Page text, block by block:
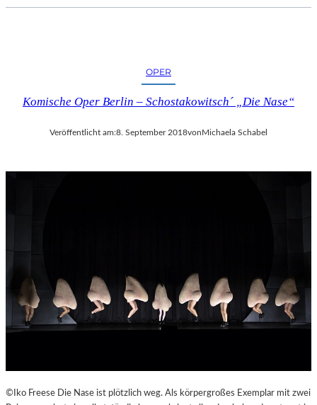
C
E
E
I
U
M
G
E
H
T
OPER
Komische Oper Berlin – Schostakowitsch´ „Die Nase“
Veröffentlicht am:8. September 2018von Michaela Schabel
©Iko Freese Die Nase ist plötzlich weg. Als körpergroßes Exemplar mit zwei